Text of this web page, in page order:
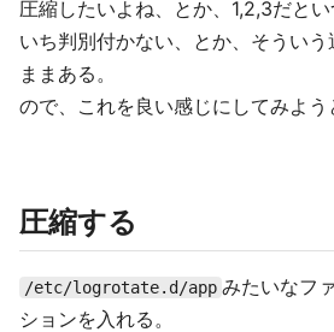
圧縮したいよね、とか、1,2,3だと
いち判別付かない、とか、そうい
ままある。
ので、これを良い感じにしてみよう
圧縮する
/etc/logrotate.d/app みたいなフ
ションを入れる。